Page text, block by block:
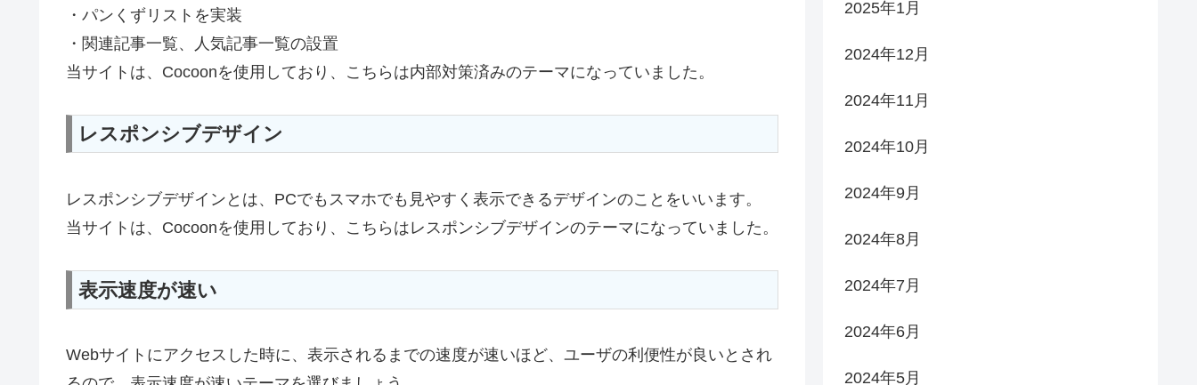
・パンくずリストを実装
・関連記事一覧、人気記事一覧の設置
当サイトは、Cocoonを使用しており、こちらは内部対策済みのテーマになっていました。
レスポンシブデザイン
レスポンシブデザインとは、PCでもスマホでも見やすく表示できるデザインのことをいいます。
当サイトは、Cocoonを使用しており、こちらはレスポンシブデザインのテーマになっていました。
表示速度が速い
Webサイトにアクセスした時に、表示されるまでの速度が速いほど、ユーザの利便性が良いとされ
2025年1月
2024年12月
2024年11月
2024年10月
2024年9月
2024年8月
2024年7月
2024年6月
2024年5月